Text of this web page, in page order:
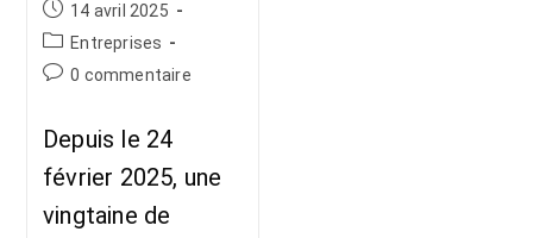
14 avril 2025
Entreprises
0 commentaire
Depuis le 24
février 2025, une
vingtaine de